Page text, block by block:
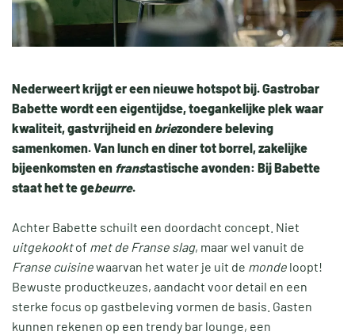
Nederweert krijgt er een nieuwe hotspot bij. Gastrobar
Babette wordt een eigentijdse, toegankelijke plek waar
kwaliteit, gastvrijheid en briezondere beleving
samenkomen. Van lunch en diner tot borrel, zakelijke
bijeenkomsten en franstastische avonden: Bij Babette
staat het te gebeurre.
Achter Babette schuilt een doordacht concept. Niet
uitgekooktof met de Franse slag, maar wel vanuit de
Franse cuisinewaarvan het water je uit de monde loopt!
Bewuste productkeuzes, aandacht voor detail en een
sterke focus op gastbeleving vormen de basis. Gasten
kunnen rekenen op een trendy bar lounge, een